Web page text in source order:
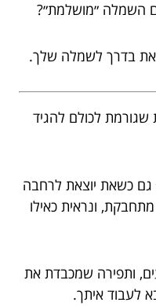
בדרך לשמלה שלך.
לכולם להגיד
גם כשאת יוצאת לרחבה
ונראית כאילו
ותפירה שמכבדת את
לעבוד איתך.